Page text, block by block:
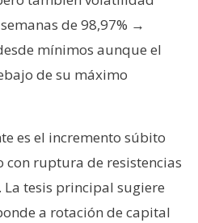
de 98,97% →
mínimos aunque el
de su máximo
es el incremento súbito
ruptura de resistencias
tesis principal sugiere
a rotación de capital